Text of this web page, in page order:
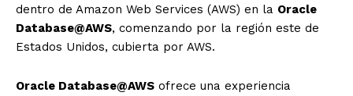
dentro de Amazon Web Services (AWS) en la Oracle
Database@AWS, comenzando por la región este de
Estados Unidos, cubierta por AWS.
Oracle Database@AWS ofrece una experiencia